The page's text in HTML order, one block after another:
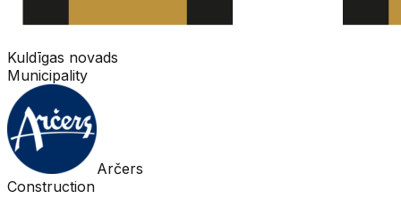
Kuldīgas novads
Municipality
Arčers
Construction